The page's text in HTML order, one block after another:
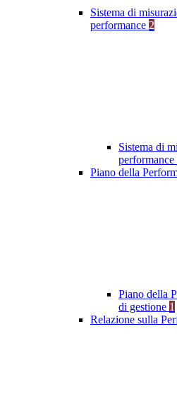
Sistema di
performance 2
Sistema di
performance
Piano della
Piano della
di gestione 1
Relazione sulla